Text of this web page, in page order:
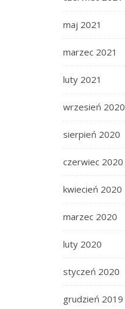
maj 2021
marzec 2021
luty 2021
wrzesień 2020
sierpień 2020
czerwiec 2020
kwiecień 2020
marzec 2020
luty 2020
styczeń 2020
grudzień 2019